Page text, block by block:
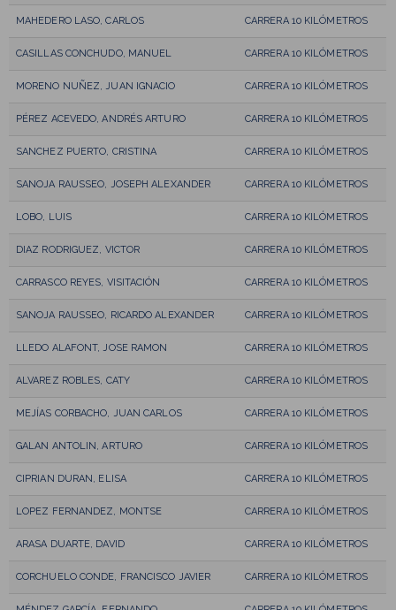
MAHEDERO LASO, CARLOS CARRERA 10 KILÓMETROS
CASILLAS CONCHUDO, MANUEL CARRERA 10 KILÓMETROS
MORENO NUÑEZ, JUAN IGNACIO CARRERA 10 KILÓMETROS
PÉREZ ACEVEDO, ANDRÉS ARTURO CARRERA 10 KILÓMETROS
SANCHEZ PUERTO, CRISTINA CARRERA 10 KILÓMETROS
SANOJA RAUSSEO, JOSEPH ALEXANDER CARRERA 10 KILÓMETROS
LOBO, LUIS CARRERA 10 KILÓMETROS
DIAZ RODRIGUEZ, VICTOR CARRERA 10 KILÓMETROS
CARRASCO REYES, VISITACIÓN CARRERA 10 KILÓMETROS
SANOJA RAUSSEO, RICARDO ALEXANDER CARRERA 10 KILÓMETROS
LLEDO ALAFONT, JOSE RAMON CARRERA 10 KILÓMETROS
ALVAREZ ROBLES, CATY CARRERA 10 KILÓMETROS
MEJÍAS CORBACHO, JUAN CARLOS CARRERA 10 KILÓMETROS
GALAN ANTOLIN, ARTURO CARRERA 10 KILÓMETROS
CIPRIAN DURAN, ELISA CARRERA 10 KILÓMETROS
LOPEZ FERNANDEZ, MONTSE CARRERA 10 KILÓMETROS
ARASA DUARTE, DAVID CARRERA 10 KILÓMETROS
CORCHUELO CONDE, FRANCISCO JAVIER CARRERA 10 KILÓMETROS